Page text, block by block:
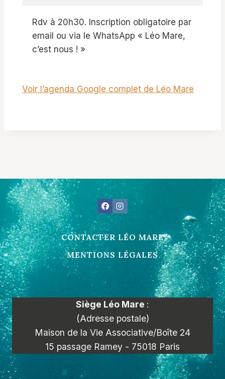
Rdv à 20h30. Inscription obligatoire par
email ou via le WhatsApp « Léo Mare,
c’est nous ! »
Voir l’agenda Google complet de Léo Mare
CONTACTER LÉO MARE
MENTIONS LÉGALES
Siège Léo Mare :
(Adresse postale)
Maison de la Vie Associative/Boîte 24
15 passage Ramey - 75018 Paris